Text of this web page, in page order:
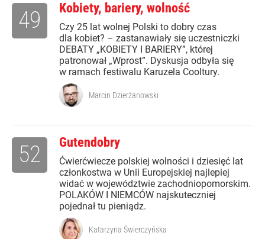
Kobiety, bariery, wolność
Czy 25 lat wolnej Polski to dobry czas
dla kobiet? – zastanawiały się uczestniczki
DEBATY „KOBIETY I BARIERY”, której
patronował „Wprost”. Dyskusja odbyła się
w ramach festiwalu Karuzela Cooltury.
49
Marcin Dzierżanowski
Gutendobry
Ćwierćwiecze polskiej wolności i dziesięć lat
członkostwa w Unii Europejskiej najlepiej
widać w województwie zachodniopomorskim.
POLAKÓW I NIEMCÓW najskuteczniej
pojednał tu pieniądz.
52
Katarzyna Świerczyńska